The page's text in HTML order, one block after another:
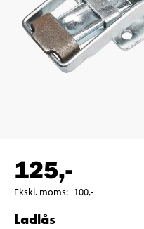
125,-
Ekskl. moms: 100,-
Ladlås